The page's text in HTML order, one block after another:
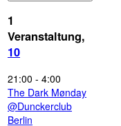
1
Veranstaltung,
10
21:00 - 4:00
The Dark Mønday
@Dunckerclub
Berlin